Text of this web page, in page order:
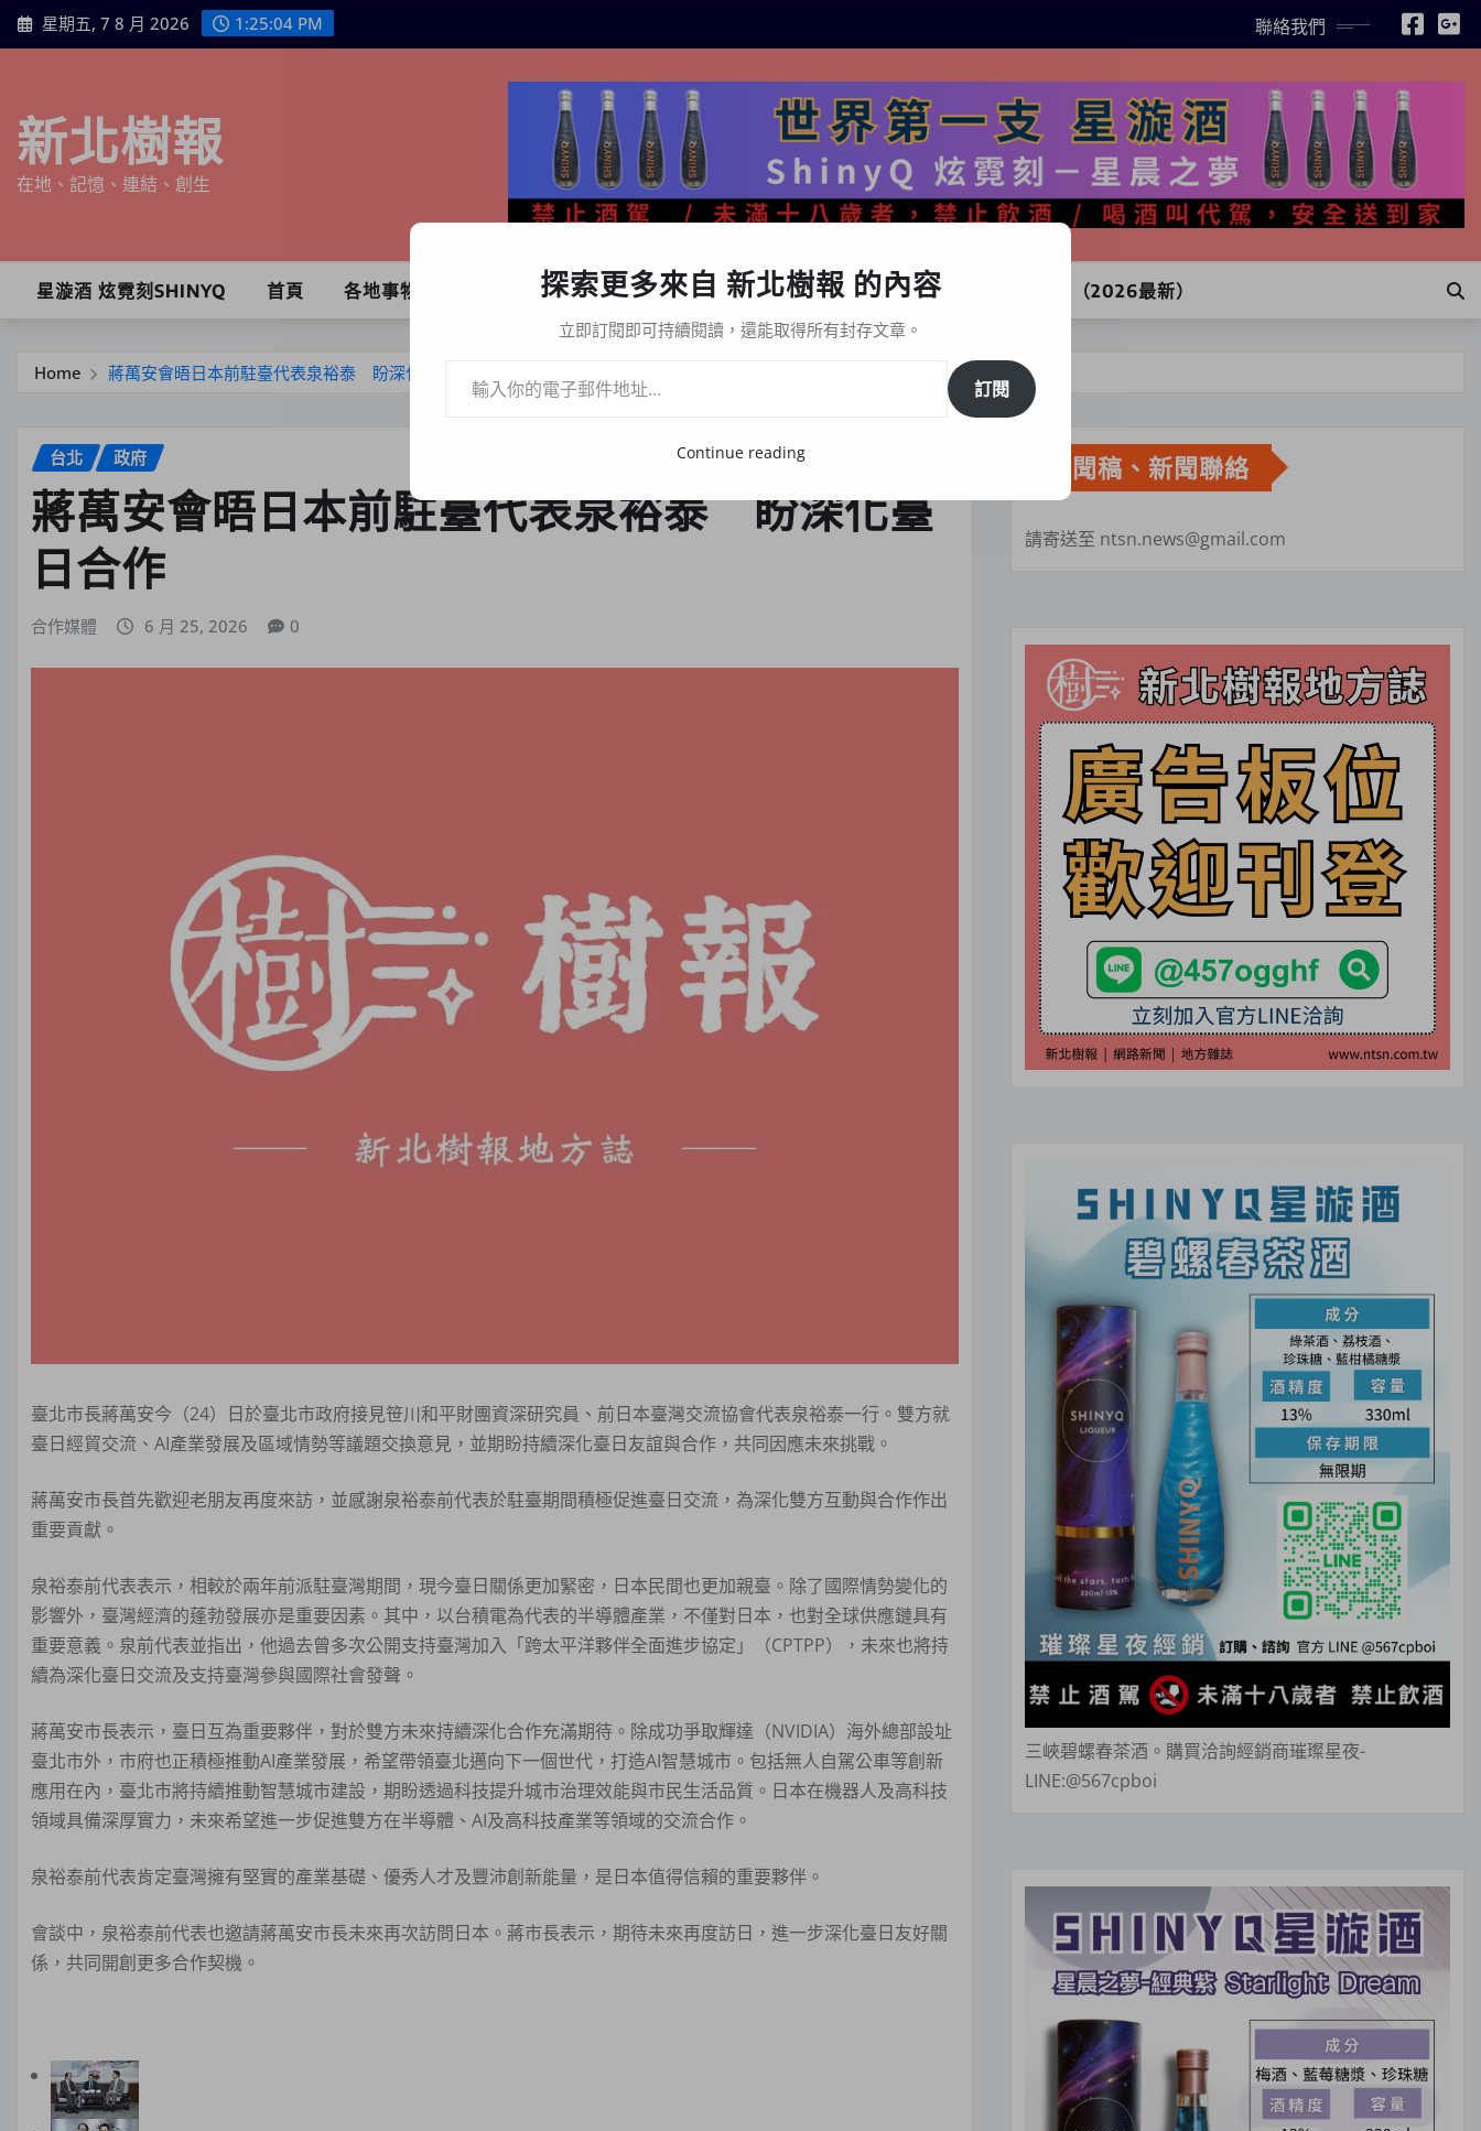
Skip
to
星期五, 7 8 月 2026 1:25:05 PM 聯絡我們
新北樹報
在地、記憶、連結、創生
星漩酒 炫霓刻SHINYQ 首頁 各地事物 生活百態 關於樹報 星漩酒哪裡買｜官方購買通路與LINE訂購（2026最新）
Home 蔣萬安會晤日本前駐臺代表泉裕泰 盼深化臺日合作
台北 政府
蔣萬安會晤日本前駐臺代表泉裕泰 盼深化臺
日合作
合作媒體 6 月 25, 2026 0
臺北市長蔣萬安今（24）日於臺北市政府接見笹川和平財團資深研究員、前日本臺灣交流協會代表泉裕泰一行。雙方就
臺日經貿交流、AI產業發展及區域情勢等議題交換意見，並期盼持續深化臺日友誼與合作，共同因應未來挑戰。
蔣萬安市長首先歡迎老朋友再度來訪，並感謝泉裕泰前代表於駐臺期間積極促進臺日交流，為深化雙方互動與合作作出
重要貢獻。
泉裕泰前代表表示，相較於兩年前派駐臺灣期間，現今臺日關係更加緊密，日本民間也更加親臺。除了國際情勢變化的
影響外，臺灣經濟的蓬勃發展亦是重要因素。其中，以台積電為代表的半導體產業，不僅對日本，也對全球供應鏈具有
重要意義。泉前代表並指出，他過去曾多次公開支持臺灣加入「跨太平洋夥伴全面進步協定」（CPTPP），未來也將持
續為深化臺日交流及支持臺灣參與國際社會發聲。
蔣萬安市長表示，臺日互為重要夥伴，對於雙方未來持續深化合作充滿期待。除成功爭取輝達（NVIDIA）海外總部設址
臺北市外，市府也正積極推動AI產業發展，希望帶領臺北邁向下一個世代，打造AI智慧城市。包括無人自駕公車等創新
應用在內，臺北市將持續推動智慧城市建設，期盼透過科技提升城市治理效能與市民生活品質。日本在機器人及高科技
領域具備深厚實力，未來希望進一步促進雙方在半導體、AI及高科技產業等領域的交流合作。
泉裕泰前代表肯定臺灣擁有堅實的產業基礎、優秀人才及豐沛創新能量，是日本值得信賴的重要夥伴。
會談中，泉裕泰前代表也邀請蔣萬安市長未來再次訪問日本。蔣市長表示，期待未來再度訪日，進一步深化臺日友好關
係，共同開創更多合作契機。
新聞稿、新聞聯絡
請寄送至 ntsn.news@gmail.com
三峽碧螺春茶酒。購買洽詢經銷商璀璨星夜-
LINE:@567cpboi
探索更多來自 新北樹報 的內容
立即訂閱即可持續閱讀，還能取得所有封存文章。
訂閱
Continue reading